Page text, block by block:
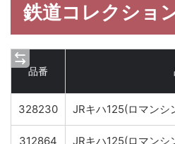
鉄道コレクショ
品番
328230 JRキハ125(ロマン
312864 JRキハ125(ロマンシ